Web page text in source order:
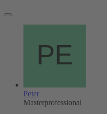
Peter
Masterprofessional